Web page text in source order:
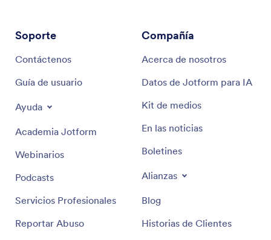
Soporte
Contáctenos
Guía de usuario
Ayuda
Academia Jotform
Webinarios
Podcasts
Servicios Profesionales
Reportar Abuso
Compañía
Acerca de nosotros
Datos de Jotform para IA
Kit de medios
En las noticias
Boletines
Alianzas
Blog
Historias de Clientes